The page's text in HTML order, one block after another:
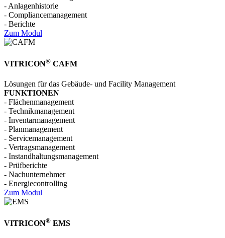
- Anlagen­historie
- Compliance­management
- Berichte
Zum Modul
VITRICON® CAFM
Lösungen für das Gebäude- und Facility Management
FUNKTIONEN
- Flächen­manage­ment
- Technikmanagement
- Inventar­manage­ment
- Plan­manage­ment
- Service­manage­ment
- Vertrags­manage­ment
- Instand­haltungs­manage­ment
- Prüf­berichte
- Nach­unternehmer
- Energie­controlling
Zum Modul
VITRICON® EMS